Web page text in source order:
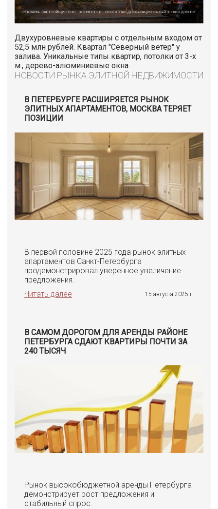
Двухуровневые квартиры с отдельным входом от
52,5 млн рублей. Квартал "Северный ветер" у
залива. Уникальные типы квартир, потолки от 3-х
м., дерево-алюминиевые окна
НОВОСТИ РЫНКА ЭЛИТНОЙ НЕДВИЖИМОСТИ
В ПЕТЕРБУРГЕ РАСШИРЯЕТСЯ РЫНОК
ЭЛИТНЫХ АПАРТАМЕНТОВ, МОСКВА ТЕРЯЕТ
ПОЗИЦИИ
В первой половине 2025 года рынок элитных
апартаментов Санкт-Петербурга
продемонстрировал уверенное увеличение
предложения.
Читать далее
15 августа 2025 г.
В САМОМ ДОРОГОМ ДЛЯ АРЕНДЫ РАЙОНЕ
ПЕТЕРБУРГА СДАЮТ КВАРТИРЫ ПОЧТИ ЗА
240 ТЫСЯЧ
Рынок высокобюджетной аренды Петербурга
демонстрирует рост предложения и
стабильный спрос.